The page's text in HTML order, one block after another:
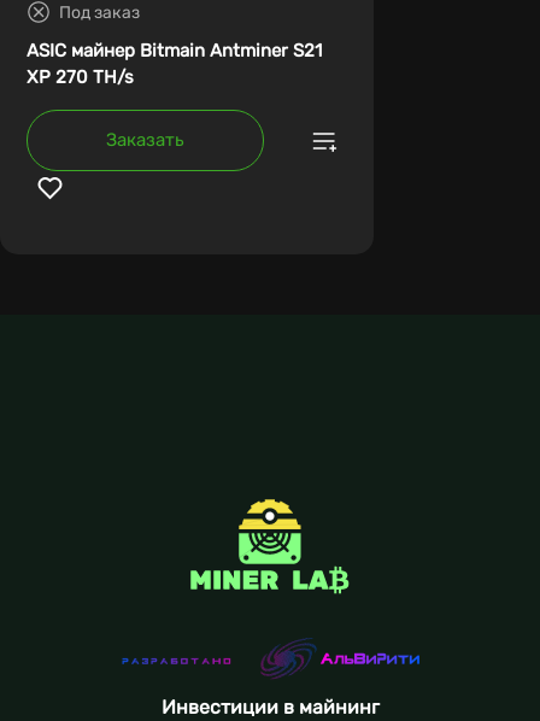
Под заказ
ASIC майнер Bitmain Antminer S21
XP 270 TH/s
Заказать
Инвестиции в майнинг